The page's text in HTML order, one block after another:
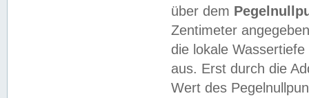
über dem
Zentimeter
die lokale
aus. Erst durch die
Wert des